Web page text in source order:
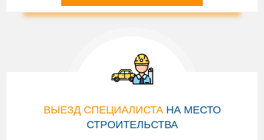
ВЫЕЗД СПЕЦИАЛИСТАНА МЕСТО
СТРОИТЕЛЬСТВА